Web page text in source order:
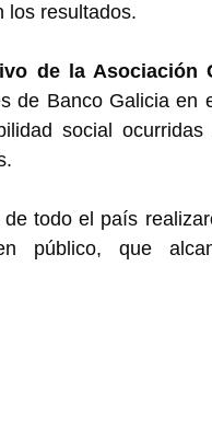
los resultados.
de la Asociación
de Banco Galicia en
social
todo el país
público, que